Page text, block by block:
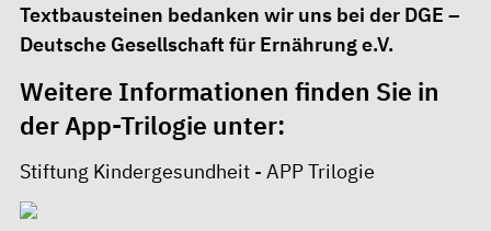
Textbausteinen bedanken wir uns bei der DGE –
Deutsche Gesellschaft für Ernährung e.V.
Weitere Informationen finden Sie in
der App-Trilogie unter:
Stiftung Kindergesundheit - APP Trilogie